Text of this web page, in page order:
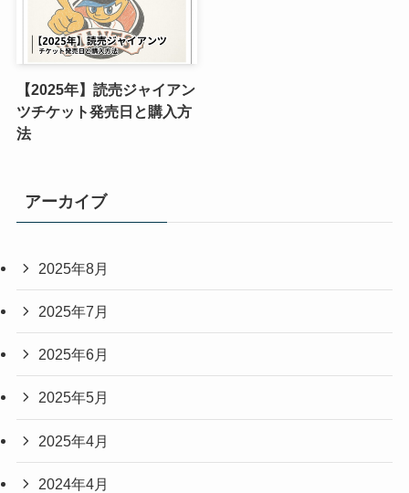
【2025年】読売ジャイアン
ツチケット発売日と購入方
法
アーカイブ
2025年8月
2025年7月
2025年6月
2025年5月
2025年4月
2024年4月